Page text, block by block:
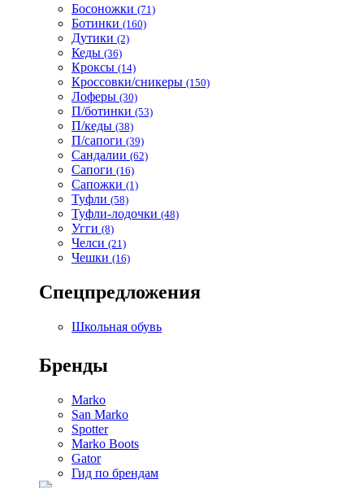
Босоножки (71)
Ботинки (160)
Дутики (2)
Кеды (36)
Кроксы (14)
Кроссовки/сникеры (150)
Лоферы (30)
П/ботинки (53)
П/кеды (38)
П/сапоги (39)
Сандалии (62)
Сапоги (16)
Сапожки (1)
Туфли (58)
Туфли-лодочки (48)
Угги (8)
Челси (21)
Чешки (16)
Спецпредложения
Школьная обувь
Бренды
Marko
San Marko
Spotter
Marko Boots
Gator
Гид по брендам